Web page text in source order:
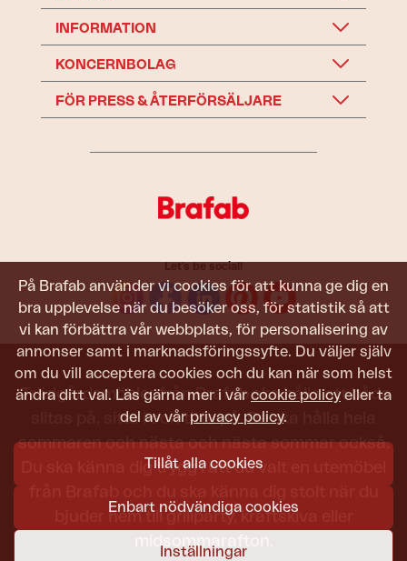
På Brafab använder vi cookies för att kunna ge dig en
bra upplevelse när du besöker oss, för statistik så att
vi kan förbättra vår webbplats, för personalisering av
annonser samt i marknadsföringssyfte. Du väljer själv
om du vill acceptera cookies och du kan när som helst
ändra ditt val. Läs gärna mer i vår cookie policy eller ta
del av vår privacy policy.
Tillåt alla cookies
Enbart nödvändiga cookies
Inställningar
INFORMATION
KONCERNBOLAG
FÖR PRESS & ÅTERFÖRSÄLJARE
Let's be social!
Trädgårdsmöbler från Brafab ska hålla att både
slitas på, sitta i och titta på. De ska hålla hela
sommaren och nästa och nästa sommar också.
Du ska känna dig trygg i att du valt en utemöbel
bjuder hem till grillparty, kräftskiva eller